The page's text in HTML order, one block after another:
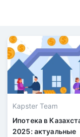
Kapster Team
Ипотека в
2025: актуальные